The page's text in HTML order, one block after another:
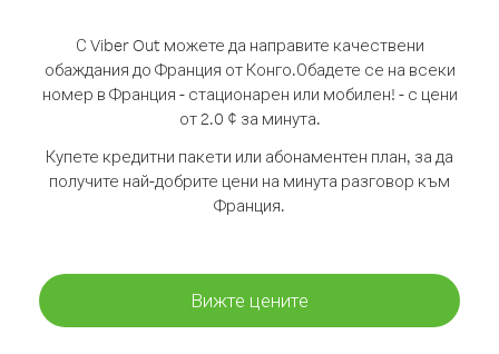
С Viber Out можете да направите качествени
обаждания до Франция от Конго.Обадете се на всеки
номер в Франция - стационарен или мобилен! - с цени
от 2.0 ¢ за минута.
Купете кредитни пакети или абонаментен план, за да
получите най-добрите цени на минута разговор към
Франция.
Вижте цените